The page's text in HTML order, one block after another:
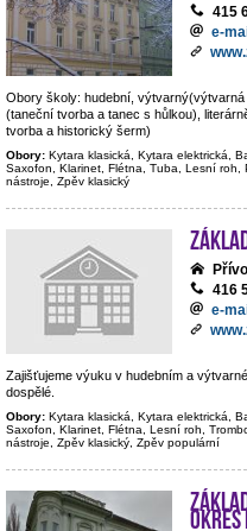
415
e-
Obory školy: hudební,
(taneční tvorba a tanec s hůlkou),
tvorba a historický šerm)
Obory: Kytara klasická, Kytara elektrická,
Saxofon, Klarinet, Flétna, Tuba, Lesní roh,
nástroje, Zpěv klasický
416
e-
Zajišťujeme výuku v hudebním a
dospělé.
Obory: Kytara klasická, Kytara elektrická,
Saxofon, Klarinet, Flétna, Lesní roh,
nástroje, Zpěv klasický, Zpěv populární
okres